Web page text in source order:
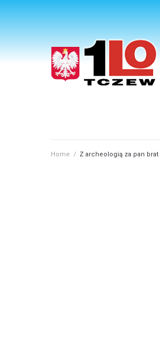
Home / Z archeologią za pan brat